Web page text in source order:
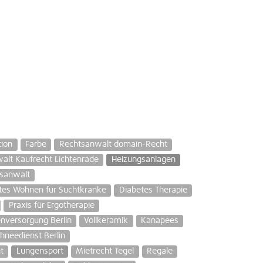
Farbe
Rechtsanwalt domain-Recht
Kaufrecht Lichtenrade
Heizungsanlagen
Wohnen für Suchtkranke
Diabetes Therapie
Praxis für Ergotherapie
Berlin Vollkeramik
Kanapees
Berlin
Lungensport Mietrecht Tegel
Regale